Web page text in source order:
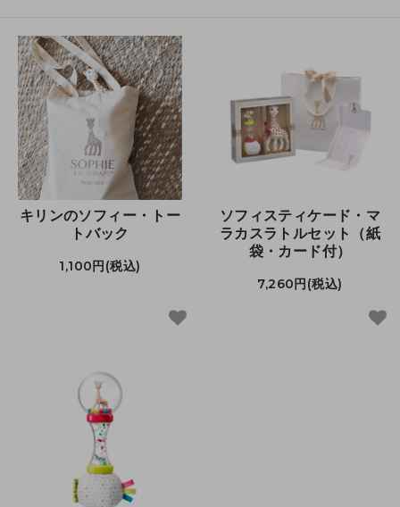
キリンのソフィー・トー
トバック
1,100円(税込)
ソフィスティケード・マ
ラカスラトルセット（紙
袋・カード付）
7,260円(税込)